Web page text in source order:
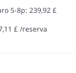
5-8p: 239,92 £
£ /reserva